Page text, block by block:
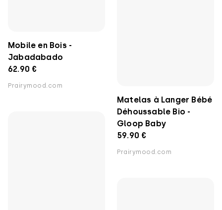
Déhoussable Bio -
Gloop Baby
59.90 €
Prairymood.com